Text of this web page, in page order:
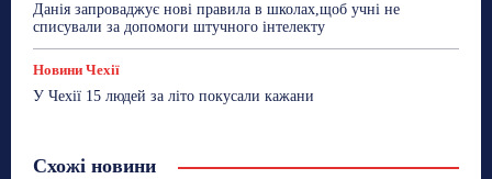
Данія запроваджує нові правила в школах,щоб учні не
списували за допомоги штучного інтелекту
Новини Чехії
У Чехії 15 людей за літо покусали кажани
Схожі новини